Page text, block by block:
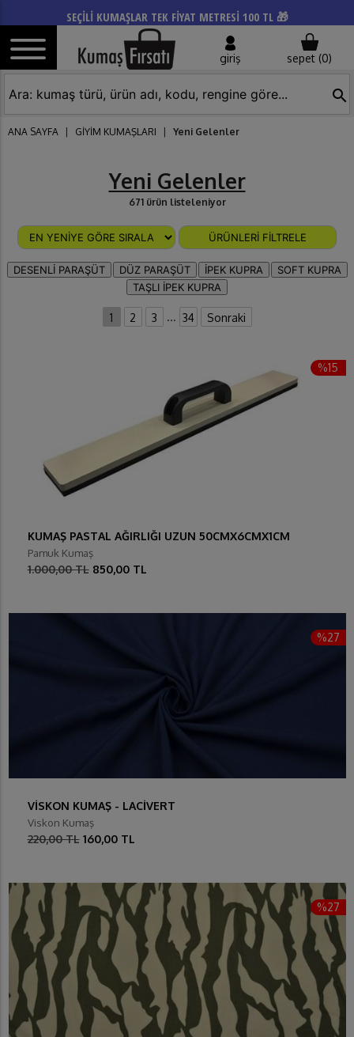
SEÇİLİ KUMAŞLAR TEK FİYAT METRESİ 100 TL 🎁
giriş sepet (0)
search
ANA SAYFA GİYİM KUMAŞLARI Yeni Gelenler
Yeni Gelenler
671 ürün listeleniyor
ÜRÜNLERİ FİLTRELE
DESENLİ PARAŞÜT DÜZ PARAŞÜT İPEK KUPRA
SOFT KUPRA
TAŞLI İPEK KUPRA
1 2 3 ... 34 Sonraki
%15
KUMAŞ PASTAL AĞIRLIĞI UZUN 50CMX6CMX1CM
Pamuk Kumaş
1.000,00 TL 850,00 TL
%27
VİSKON KUMAŞ - LACİVERT
Viskon Kumaş
220,00 TL 160,00 TL
%27